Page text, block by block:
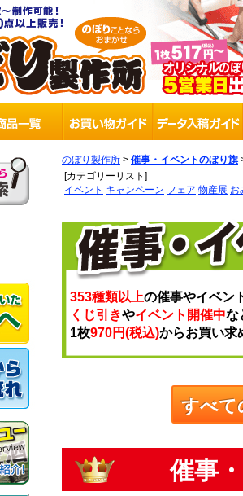
のぼり製作所 > 催事・イベントのぼり旗
[カテゴリーリスト]
イベント キャンペーン フェア 物産展 お
353種類以上の催事やイベン
くじ引きやイベント開催中な
1枚970円(税込)からお買い求
すべて
催事